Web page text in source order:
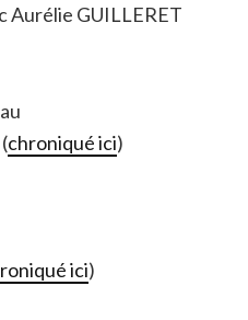
Aurélie GUILLERET
chroniqué ici)
ici)